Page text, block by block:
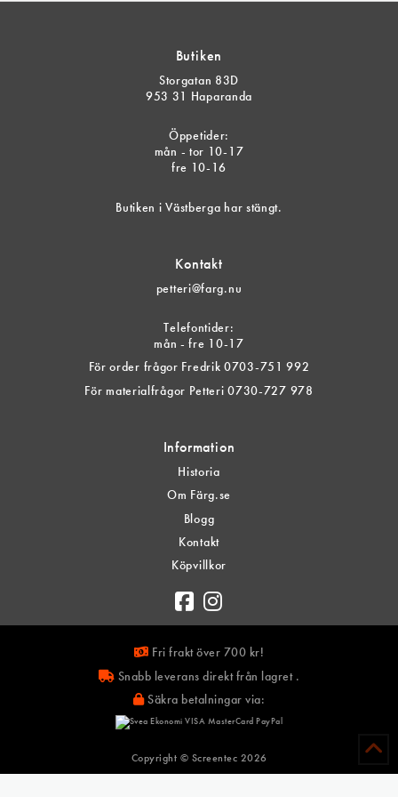
Butiken
Storgatan 83D
953 31 Haparanda
Öppetider:
mån - tor 10-17
fre 10-16
Butiken i Västberga har stängt.
Kontakt
petteri@farg.nu
Telefontider:
mån - fre 10-17
För order frågor Fredrik 0703-751 992
För materialfrågor Petteri 0730-727 978
Information
Historia
Om Färg.se
Blogg
Kontakt
Köpvillkor
Fri frakt över 700 kr!
Snabb leverans direkt från lagret .
Säkra betalningar via:
Copyright © Screentec 2026